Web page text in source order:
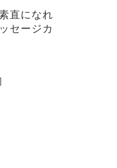
直になれ
セージカ